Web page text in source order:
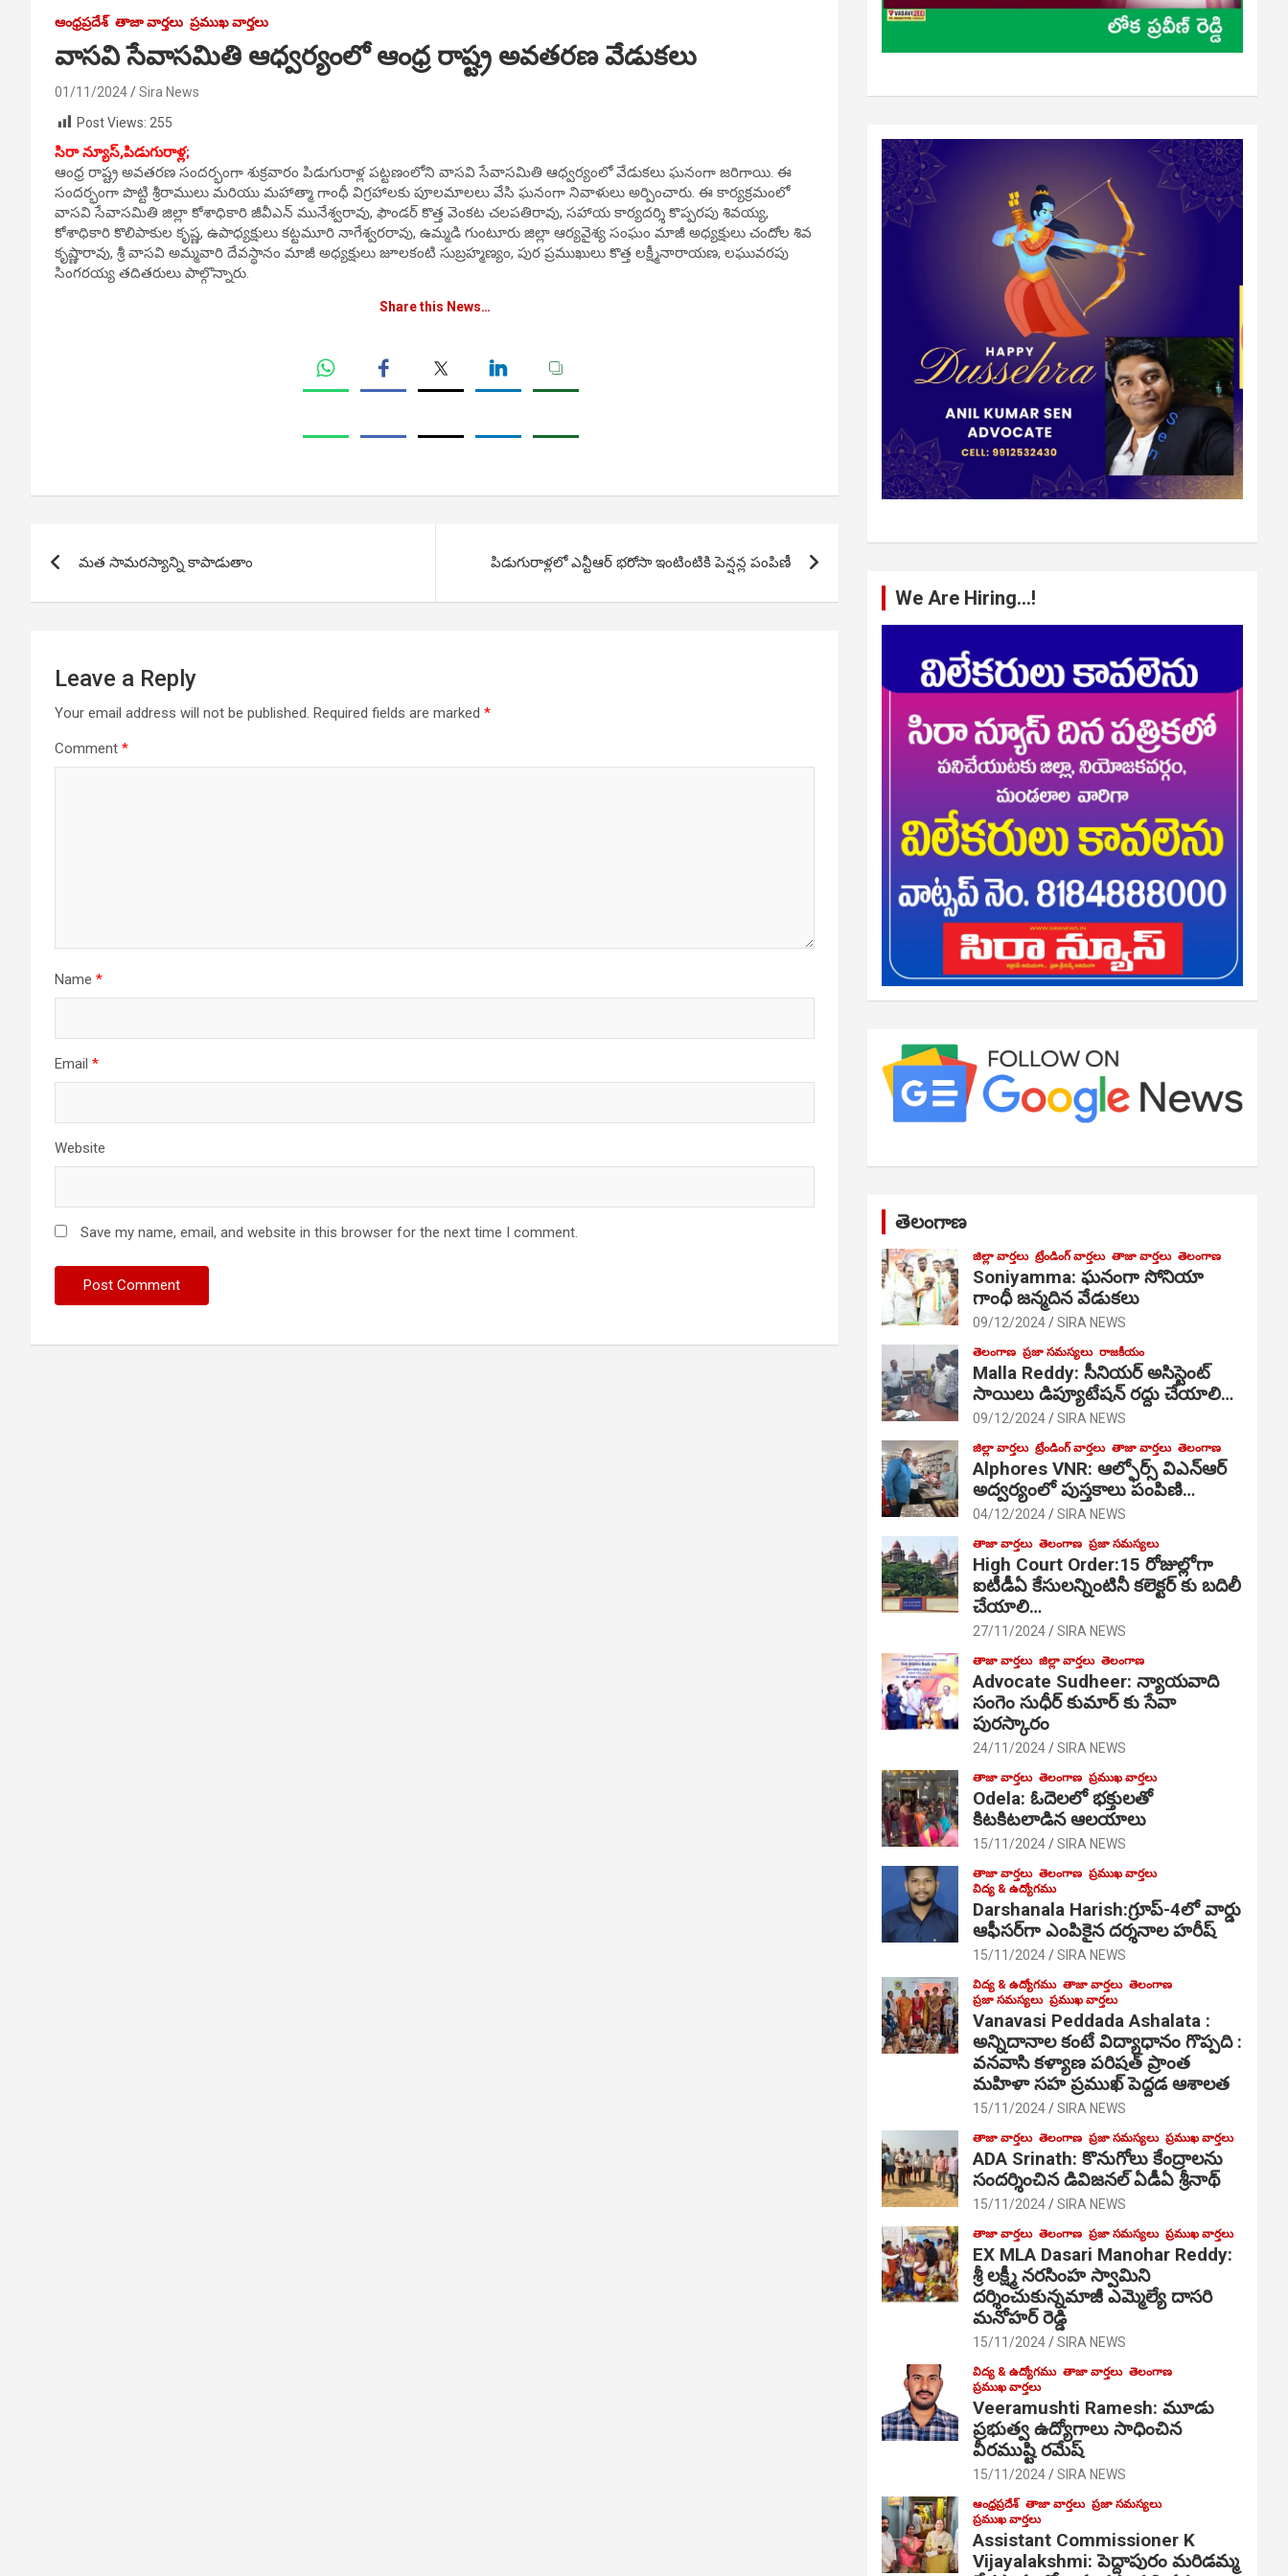
ఆంధ్రప్రదేశ్ తాజా వార్తలు ప్రముఖ వార్తలు
వాసవి సేవాసమితి ఆధ్వర్యంలో ఆంధ్ర రాష్ట్ర అవతరణ వేడుకలు
01/11/2024
Sira News
Post Views: 255
సిరా న్యూస్,పిడుగురాళ్ల;
ఆంధ్ర రాష్ట్ర అవతరణ సందర్భంగా శుక్రవారం పిడుగురాళ్ల పట్టణంలోని వాసవి సేవాసమితి ఆధ్వర్యంలో వేడుకలు ఘనంగా జరిగాయి. ఈ
సందర్భంగా పొట్టి శ్రీరాములు మరియు మహాత్మా గాంధీ విగ్రహాలకు పూలమాలలు వేసి ఘనంగా నివాళులు అర్పించారు. ఈ కార్యక్రమంలో
వాసవి సేవాసమితి జిల్లా కోశాధికారి జీవీఎన్ మునేశ్వరావు, ఫౌండర్ కొత్త వెంకట చలపతిరావు, సహాయ కార్యదర్శి కొప్పరపు శివయ్య,
కోశాధికారి కొలిపాకుల కృష్ణ, ఉపాధ్యక్షులు కట్టమూరి నాగేశ్వరరావు, ఉమ్మడి గుంటూరు జిల్లా ఆర్యవైశ్య సంఘం మాజీ అధ్యక్షులు చందోల శివ
కృష్ణారావు, శ్రీ వాసవి అమ్మవారి దేవస్థానం మాజీ అధ్యక్షులు జూలకంటి సుబ్రహ్మణ్యం, పుర ప్రముఖులు కొత్త లక్ష్మీనారాయణ, లఘువరపు
సింగరయ్య తదితరులు పాల్గొన్నారు.
Share this News…
navigation
మత సామరస్యాన్ని కాపాడుతాం పిడుగురాళ్లలో ఎన్టీఆర్ భరోసా ఇంటింటికి పెన్షన్ల పంపిణీ
Leave a Reply
Your email address will not be published. Required fields are marked *
Comment *
Name *
Email *
Website
Save my name, email, and website in this browser for the next time I comment.
We Are Hiring…!
తెలంగాణ
జిల్లా వార్తలు ట్రేండింగ్ వార్తలు తాజా వార్తలు తెలంగాణ
Soniyamma: ఘ‌నంగా సోనియా
గాంధీ జ‌న్మ‌దిన వేడుక‌లు
09/12/2024 SIRA NEWS
తెలంగాణ ప్రజా సమస్యలు రాజకీయం
Malla Reddy: సీనియర్ అసిస్టెంట్
సాయిలు డిప్యూటేషన్ రద్దు చేయాలి…
09/12/2024 SIRA NEWS
జిల్లా వార్తలు ట్రేండింగ్ వార్తలు తాజా వార్తలు తెలంగాణ
Alphores VNR: ఆల్ఫోర్స్ విఎన్ఆర్
అద్వర్యంలో పుస్తకాలు పంపిణి…
04/12/2024 SIRA NEWS
తాజా వార్తలు తెలంగాణ ప్రజా సమస్యలు
High Court Order:15 రోజుల్లోగా
ఐటీడీఏ కేసులన్నింటినీ కలెక్టర్ కు బదిలీ
చేయాలి…
27/11/2024 SIRA NEWS
తాజా వార్తలు జిల్లా వార్తలు తెలంగాణ
Advocate Sudheer: న్యాయవాది
సంగెం సుధీర్ కుమార్ కు సేవా
పురస్కారం
24/11/2024 SIRA NEWS
తాజా వార్తలు తెలంగాణ ప్రముఖ వార్తలు
Odela: ఓదెల‌లో భక్తులతో
కిటకిటలాడిన ఆల‌యాలు
15/11/2024 SIRA NEWS
తాజా వార్తలు తెలంగాణ ప్రముఖ వార్తలు
విద్య & ఉద్యోగము
Darshanala Harish:గ్రూప్-4లో వార్డు
ఆఫీసర్‌గా ఎంపికైన దర్శనాల హరీష్
15/11/2024 SIRA NEWS
విద్య & ఉద్యోగము తాజా వార్తలు తెలంగాణ
ప్రజా సమస్యలు ప్రముఖ వార్తలు
Vanavasi Peddada Ashalata :
అన్నిదానాల కంటే విద్యాధానం గొప్పది :
వనవాసి కళ్యాణ పరిషత్ ప్రాంత
మహిళా సహ ప్రముఖ్ పెద్దడ ఆశాలత
15/11/2024 SIRA NEWS
తాజా వార్తలు తెలంగాణ ప్రజా సమస్యలు ప్రముఖ వార్తలు
ADA Srinath: కొనుగోలు కేంద్రాల‌ను
సంద‌ర్శించిన డివిజనల్ ఏడీఏ శ్రీనాథ్
15/11/2024 SIRA NEWS
తాజా వార్తలు తెలంగాణ ప్రజా సమస్యలు ప్రముఖ వార్తలు
EX MLA Dasari Manohar Reddy:
శ్రీ లక్ష్మీ నరసింహ స్వామిని
దర్శించుకున్నమాజీ ఎమ్మెల్యే దాసరి
మనోహర్ రెడ్డి
15/11/2024 SIRA NEWS
విద్య & ఉద్యోగము తాజా వార్తలు తెలంగాణ
ప్రముఖ వార్తలు
Veeramushti Ramesh: మూడు
ప్రభుత్వ ఉద్యోగాలు సాధించిన
వీరముష్టి రమేష్
15/11/2024 SIRA NEWS
ఆంధ్రప్రదేశ్ తాజా వార్తలు ప్రజా సమస్యలు
ప్రముఖ వార్తలు
Assistant Commissioner K
Vijayalakshmi: పెద్దాపురం మరిడమ్మ